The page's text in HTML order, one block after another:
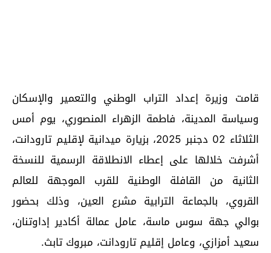
قامت وزيرة إعداد التراب الوطني والتعمير والإسكان
وسياسة المدينة، فاطمة الزهراء المنصوري، يوم أمس
الثلاثاء 02 دجنبر 2025، بزيارة ميدانية لإقليم تارودانت،
أشرفت خلالها على إعطاء الانطلاقة الرسمية للنسخة
الثانية من القافلة الوطنية للقرب الموجهة للعالم
القروي، بالجماعة الترابية مشرع العين، وذلك بحضور
بوالي جهة سوس ماسة، عامل عمالة أكادير إداوتنان،
سعيد أمزازي، وعامل إقليم تارودانت، مبروك تابث.